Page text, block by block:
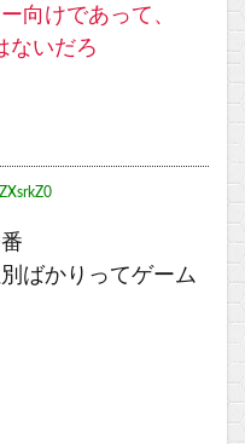
向けであって、
ないだろ
ばかりってゲーム